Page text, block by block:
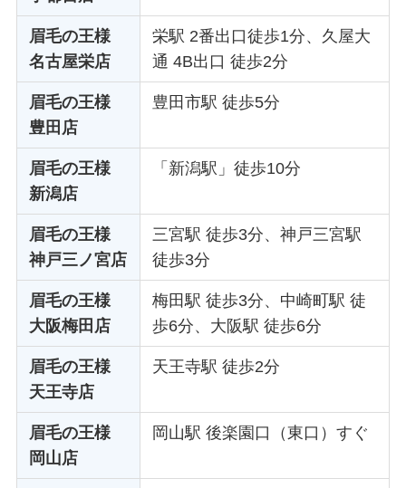
眉毛の王様
名古屋栄店
栄駅 2番出口徒歩1分、久屋大
通 4B出口 徒歩2分
眉毛の王様
豊田店
豊田市駅 徒歩5分
眉毛の王様
新潟店
「新潟駅」徒歩10分
眉毛の王様
神戸三ノ宮店
三宮駅 徒歩3分、神戸三宮駅
徒歩3分
眉毛の王様
大阪梅田店
梅田駅 徒歩3分、中崎町駅 徒
歩6分、大阪駅 徒歩6分
眉毛の王様
天王寺店
天王寺駅 徒歩2分
眉毛の王様
岡山店
岡山駅 後楽園口（東口）すぐ